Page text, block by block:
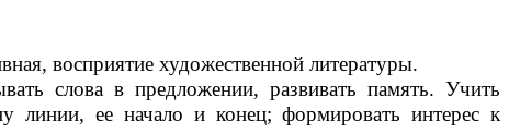
восприятие художественной литературы.
слова в предложении, развивать память. Учить
линии, ее начало и конец; формировать интерес к